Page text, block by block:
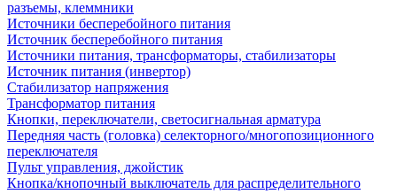
разъемы, клеммники
Источники бесперебойного питания
Источник бесперебойного питания
Источники питания, трансформаторы, стабилизаторы
Источник питания (инвертор)
Стабилизатор напряжения
Трансформатор питания
Кнопки, переключатели, светосигнальная арматура
Передняя часть (головка) селекторного/многопозиционного
переключателя
Пульт управления, джойстик
Кнопка/кнопочный выключатель для распределительного